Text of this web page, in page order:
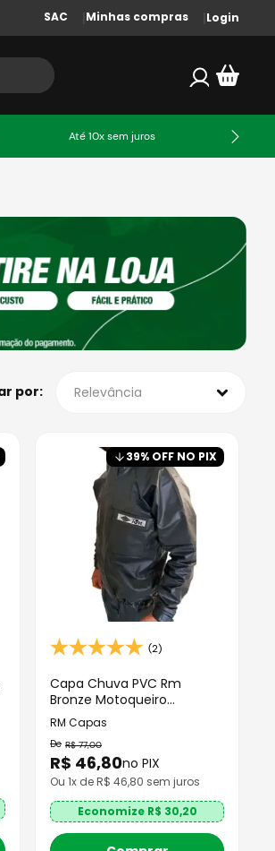
SAC Minhas compras Login
Até 10x sem juros
Relevância
39% OFF NO PIX
(2)
Capa Chuva PVC Rm
Bronze Motoqueiro
Impermeável Moto
Motoboy
RM Capas
R$ 77,00
R$ 46,80no PIX
Ou 1x de R$ 46,80 sem juros
Economize R$ 30,20